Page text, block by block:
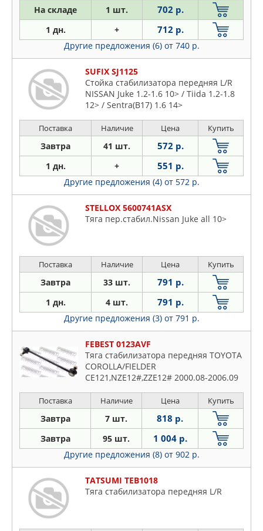
На складе 1 шт. 702 р.
1 дн. + 712 р.
Другие предложения (6) от 740 р.
SUFIX SJ1125
Стойка стабилизатора передняя L/R
NISSAN Juke 1.2-1.6 10> / Tiida 1.2-1.8
12> / Sentra(B17) 1.6 14>
Поставка Наличие Цена Купить
Завтра 41 шт. 572 р.
1 дн. + 551 р.
Другие предложения (4) от 572 р.
STELLOX 5600741ASX
Тяга пер.стабил.Nissan Juke all 10>
Поставка Наличие Цена Купить
Завтра 33 шт. 791 р.
1 дн. 4 шт. 791 р.
Другие предложения (3) от 791 р.
FEBEST 0123AVF
Тяга стабилизатора передняя TOYOTA
COROLLA/FIELDER
CE121,NZE12#,ZZE12# 2000.08-2006.09
Поставка Наличие Цена Купить
Завтра 7 шт. 818 р.
Завтра 95 шт. 1 004 р.
Другие предложения (8) от 902 р.
TATSUMI TEB1018
Тяга стабилизатора передняя L/R